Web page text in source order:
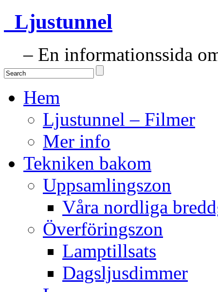
Ljustunnel
– En informationssida
Hem
Ljustunnel – Filmer
Mer info
Tekniken bakom
Uppsamlingszon
Våra nordliga
Överföringszon
Lamptillsats
Dagsljusdimmer